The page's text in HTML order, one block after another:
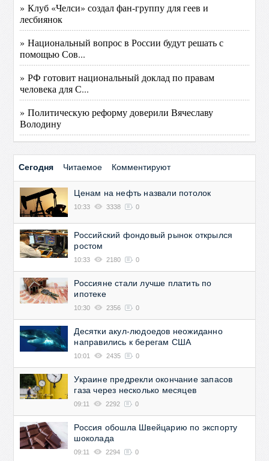
» Клуб «Челси» создал фан-группу для геев и
лесбиянок
» Национальный вопрос в России будут решать с
помощью Сов...
» РФ готовит национальный доклад по правам
человека для С...
» Политическую реформу доверили Вячеславу
Володину
Сегодня Читаемое Комментируют
Ценам на нефть назвали потолок
10:33 3338 0
Российский фондовый рынок открылся
ростом
10:33 2180 0
Россияне стали лучше платить по
ипотеке
10:30 2356 0
Десятки акул-людоедов неожиданно
направились к берегам США
10:01 2435 0
Украине предрекли окончание запасов
газа через несколько месяцев
09:11 2292 0
Россия обошла Швейцарию по экспорту
шоколада
09:11 2294 0